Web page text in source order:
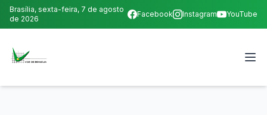
Brasília, sexta-feira, 7 de agosto
de 2026
Facebook Instagram YouTube